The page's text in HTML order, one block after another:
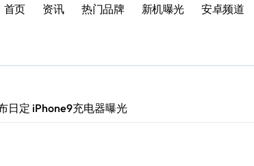
享极致手机新体验！
用技巧速递！
能一网打尽！
最新资讯一手掌握
首页 资讯 热门品牌 新机曝光 安卓频道
日定 iPhone9充电器曝光